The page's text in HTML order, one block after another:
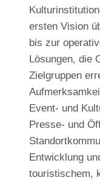
ersten Vision
bis zur
Lösungen, die
Zielgruppen
Event- und
Presse- und
Entwicklung
touristischem,